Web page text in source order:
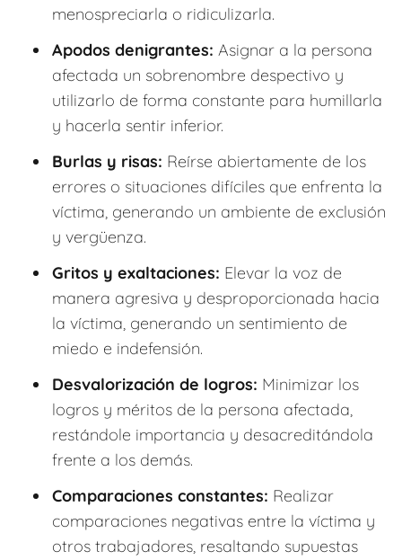
menospreciarla o ridiculizarla.
Apodos denigrantes: Asignar a la persona
afectada un sobrenombre despectivo y
utilizarlo de forma constante para humillarla
y hacerla sentir inferior.
Burlas y risas: Reírse abiertamente de los
errores o situaciones difíciles que enfrenta la
víctima, generando un ambiente de exclusión
y vergüenza.
Gritos y exaltaciones: Elevar la voz de
manera agresiva y desproporcionada hacia
la víctima, generando un sentimiento de
miedo e indefensión.
Desvalorización de logros: Minimizar los
logros y méritos de la persona afectada,
restándole importancia y desacreditándola
frente a los demás.
Comparaciones constantes: Realizar
comparaciones negativas entre la víctima y
otros trabajadores, resaltando supuestas